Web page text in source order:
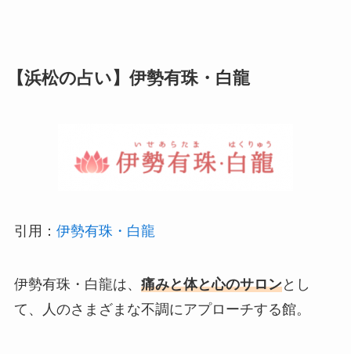
【浜松の占い】伊勢有珠・白龍
引用： 伊勢有珠・白龍
伊勢有珠・白龍は、 痛みと体と心のサロンとし
て、人のさまざまな不調にアプローチする館。